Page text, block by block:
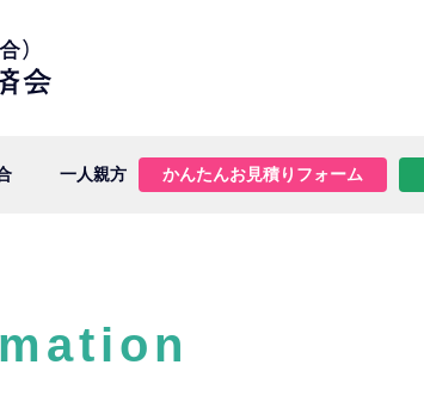
一人親方 かんたんお見積りフォーム